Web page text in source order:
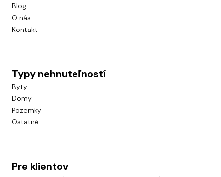
Blog
O nás
Kontakt
Typy nehnuteľností
Byty
Domy
Pozemky
Ostatné
Pre klientov